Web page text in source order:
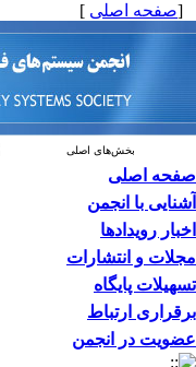
[صفحه اصلی ]
بخش‌های اصلی
صفحه اصلی
آشنایی با انجمن
اخبار رویدادها
مجلات و انتشارات
تسهیلات پایگاه
برقراری ارتباط
عضویت در انجمن